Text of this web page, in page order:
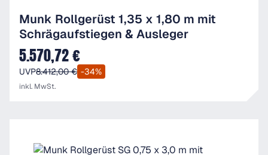
Munk Rollgerüst 1,35 x 1,80 m mit
Schrägaufstiegen & Ausleger
Verkaufspreis:
5.570,72 €
UVP8.412,00 € -34%
inkl. MwSt.